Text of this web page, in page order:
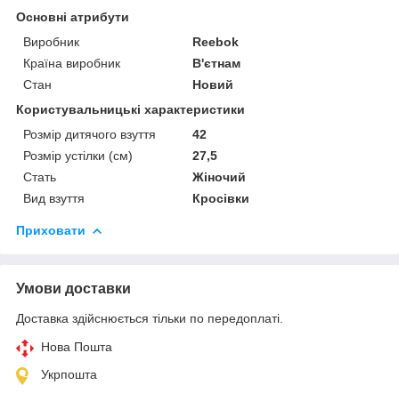
Основні атрибути
Виробник
Reebok
Країна виробник
В'єтнам
Стан
Новий
Користувальницькі характеристики
Розмір дитячого взуття
42
Розмір устілки (см)
27,5
Стать
Жіночий
Вид взуття
Кросівки
Приховати
Умови доставки
Доставка здійснюється тільки по передоплаті.
Нова Пошта
Укрпошта